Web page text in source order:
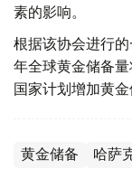
素的影响。
根据该协会进行
年全球黄金储备
国家计划增加黄金
黄金储备 哈萨